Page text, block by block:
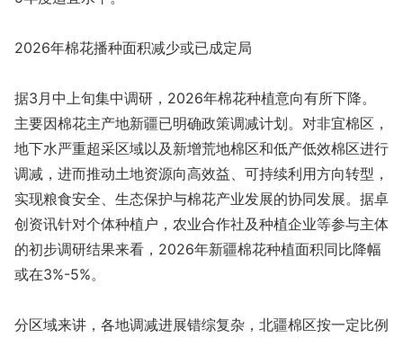
2026年棉花播种面积减少或已成定局
据3月中上旬集中调研，2026年棉花种植意向有所下降。
主要因棉花主产地新疆已明确政策调减计划。对非宜棉区，
地下水严重超采区域以及新增荒地棉区和低产低效棉区进行
调减，进而推动土地资源向高效益、可持续利用方向转型，
实现粮食安全、生态保护与棉花产业发展的协同发展。据卓
创资讯针对个体种植户，农业合作社及种植企业等参与主体
的初步调研结果来看，2026年新疆棉花种植面积同比降幅
或在3%-5%。
分区域来讲，各地调减进展错综复杂，北疆棉区按一定比例